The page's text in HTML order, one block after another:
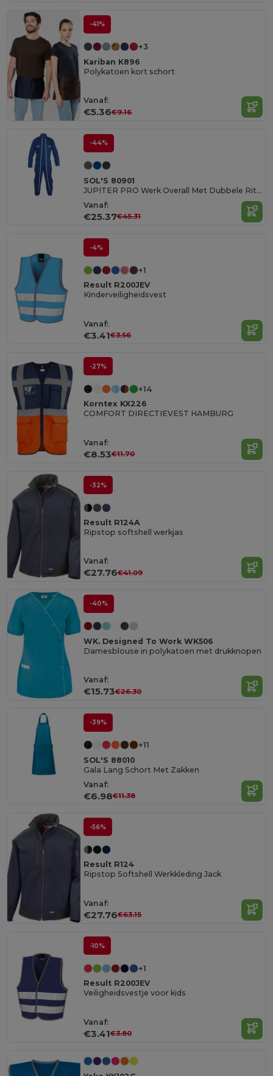
-41%
+3
Kariban K896
Polykatoen kort schort
Vanaf:
€5.36€9.16
-44%
SOL'S 80901
JUPITER PRO Werk Overall Met Dubbele Ritssluiting
Vanaf:
€25.37€45.31
-4%
+1
Result R200JEV
Kinderveiligheidsvest
Vanaf:
€3.41€3.56
-27%
+14
Korntex KX226
COMFORT DIRECTIEVEST HAMBURG
Vanaf:
€8.53€11.70
-32%
Result R124A
Ripstop softshell werkjas
Vanaf:
€27.76€41.09
-40%
WK. Designed To Work WK506
Damesblouse in polykatoen met drukknopen
Vanaf:
€15.73€26.30
-39%
+11
SOL'S 88010
Gala Lang Schort Met Zakken
Vanaf:
€6.98€11.38
-56%
Result R124
Ripstop Softshell Werkkleding Jack
Vanaf:
€27.76€63.15
-10%
+1
Result R200JEV
Veiligheidsvestje voor kids
Vanaf:
€3.41€3.80